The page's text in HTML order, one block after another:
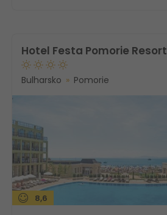
Hotel Festa Pomorie Resort
Bulharsko Pomorie
8,6